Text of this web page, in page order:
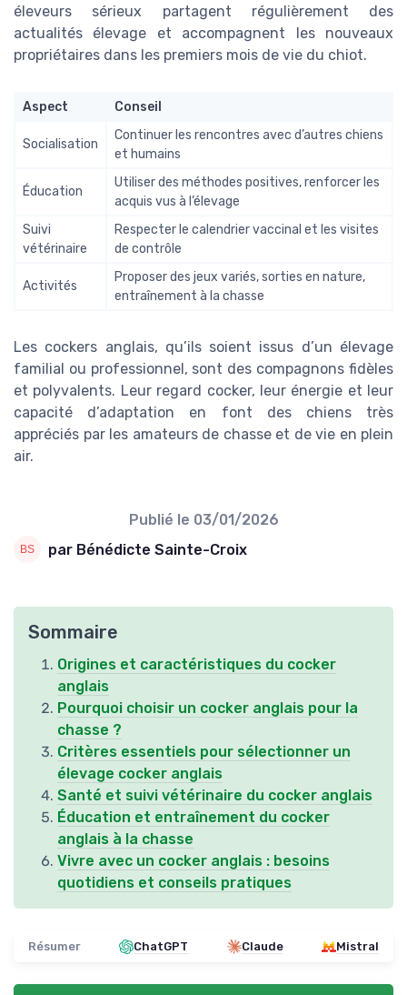
éleveurs sérieux partagent régulièrement des
actualités élevage et accompagnent les nouveaux
propriétaires dans les premiers mois de vie du chiot.
Aspect Conseil
Socialisation
Continuer les rencontres avec d’autres chiens
et humains
Éducation
Utiliser des méthodes positives, renforcer les
acquis vus à l’élevage
Suivi
vétérinaire
Respecter le calendrier vaccinal et les visites
de contrôle
Activités
Proposer des jeux variés, sorties en nature,
entraînement à la chasse
Les cockers anglais, qu’ils soient issus d’un élevage
familial ou professionnel, sont des compagnons fidèles
et polyvalents. Leur regard cocker, leur énergie et leur
capacité d’adaptation en font des chiens très
appréciés par les amateurs de chasse et de vie en plein
air.
Publié le 03/01/2026
par Bénédicte Sainte-Croix
Sommaire
Origines et caractéristiques du cocker
anglais
Pourquoi choisir un cocker anglais pour la
chasse ?
Critères essentiels pour sélectionner un
élevage cocker anglais
Santé et suivi vétérinaire du cocker anglais
Éducation et entraînement du cocker
anglais à la chasse
Vivre avec un cocker anglais : besoins
quotidiens et conseils pratiques
Résumer ChatGPT Claude Mistral